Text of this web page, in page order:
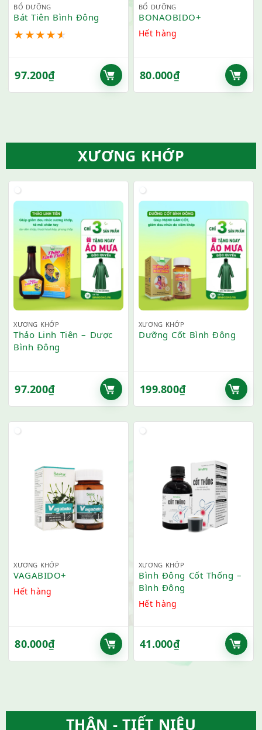
BỔ DƯỠNG
Bát Tiên Bình Đông
★ ★★★★
97.200₫
BỔ DƯỠNG
BONAOBIDO+
Hết hàng
80.000₫
XƯƠNG KHỚP
XƯƠNG KHỚP
Thảo Linh Tiên – Dược
Bình Đông
97.200₫
XƯƠNG KHỚP
Dưỡng Cốt Bình Đông
199.800₫
XƯƠNG KHỚP
VAGABIDO+
Hết hàng
80.000₫
XƯƠNG KHỚP
Bình Đông Cốt Thống –
Bình Đông
Hết hàng
41.000₫
THẬN - TIẾT NIỆU